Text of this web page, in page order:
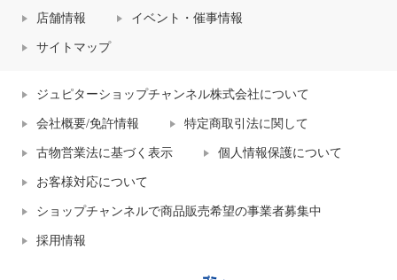
店舗情報 イベント・催事情報
サイトマップ
ジュピターショップチャンネル株式会社について
会社概要/免許情報 特定商取引法に関して
古物営業法に基づく表示 個人情報保護について
お客様対応について
ショップチャンネルで商品販売希望の事業者募集中
採用情報